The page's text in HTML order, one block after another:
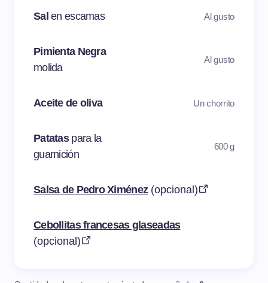
Salen escamas Al gusto
Pimienta Negra
molida
Al gusto
Aceite de oliva Un chorrito
Patatas para la
guarnición
600 g
Salsa de Pedro Ximénez (opcional)
Cebollitas francesas glaseadas
(opcional)